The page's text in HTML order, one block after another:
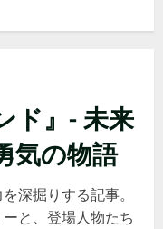
ド』- 未来
気の物語
深掘りする記事。
と、登場人物たち